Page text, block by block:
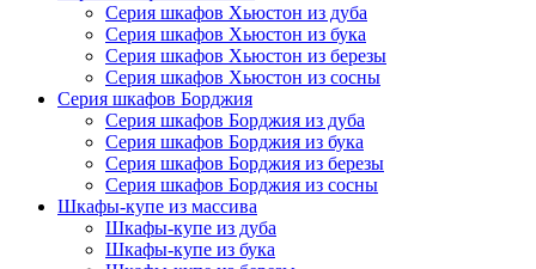
Серия шкафов Хьюстон из дуба
Серия шкафов Хьюстон из бука
Серия шкафов Хьюстон из березы
Серия шкафов Хьюстон из сосны
Серия шкафов Борджия
Серия шкафов Борджия из дуба
Серия шкафов Борджия из бука
Серия шкафов Борджия из березы
Серия шкафов Борджия из сосны
Шкафы-купе из массива
Шкафы-купе из дуба
Шкафы-купе из бука